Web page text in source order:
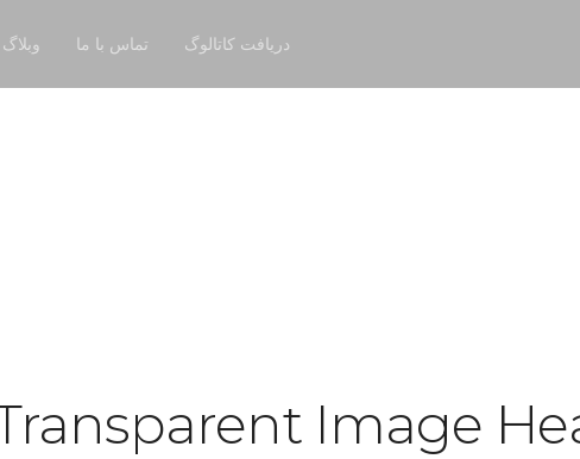
وبلاگ تماس با ما دریافت کاتالوگ
Image